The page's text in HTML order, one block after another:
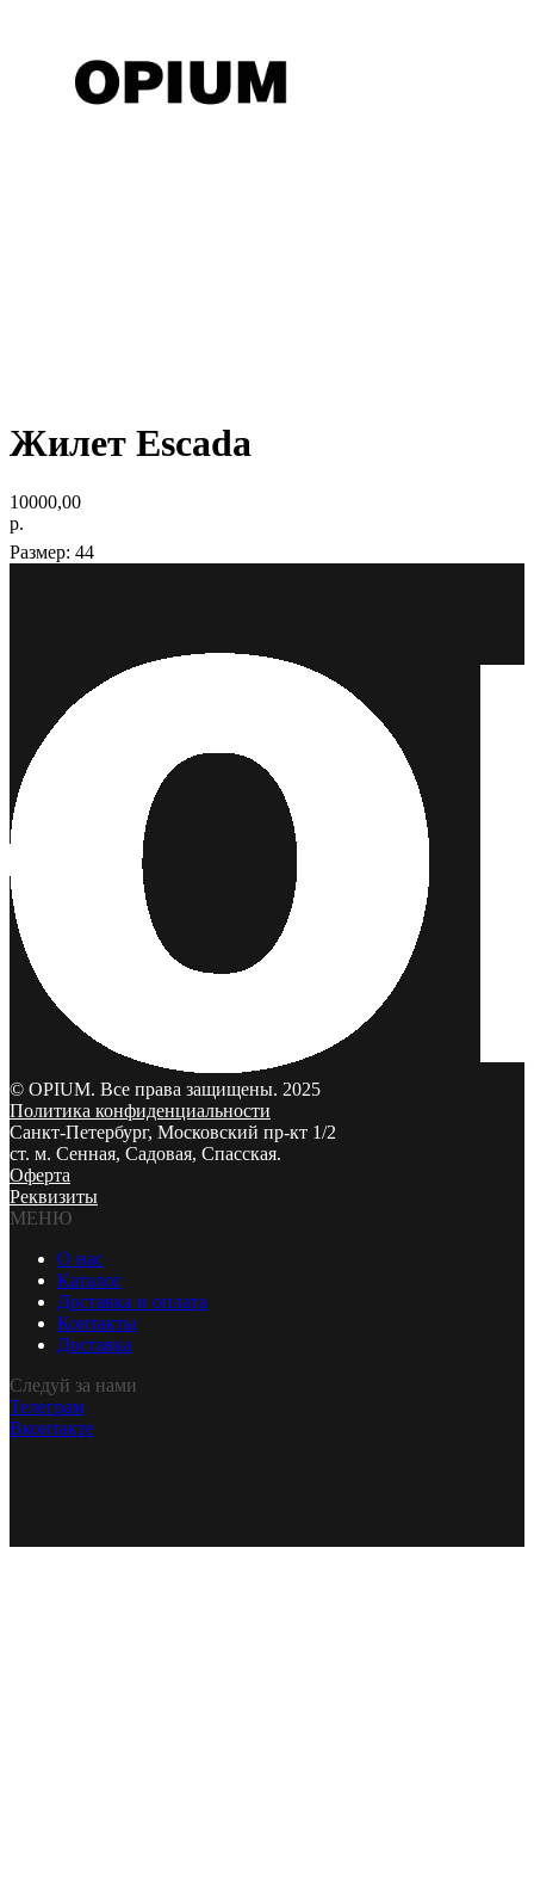
Жилет Escada
10000,00
р.
Размер: 44
© OPIUM. Все права защищены. 2025
Политика конфиденциальности
Санкт-Петербург, Московский пр-кт 1/2
ст. м. Сенная, Садовая, Спасская.
Оферта
Реквизиты
МЕНЮ
О нас
Каталог
Доставка и оплата
Контакты
Доставка
Следуй за нами
Телеграм
Вконтакте